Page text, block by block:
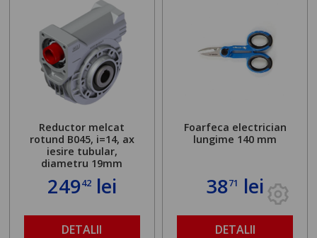
Reductor melcat
rotund B045, i=14, ax
iesire tubular,
diametru 19mm
24942lei
DETALII
Foarfeca electrician
lungime 140 mm
3871 lei
DETALII